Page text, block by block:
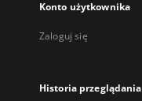
Konto użytkownika
Zaloguj się
Historia przeglądania